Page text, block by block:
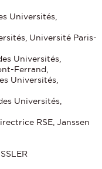
Universités,
Université Paris-
Universités,
Ferrand,
Universités,
Universités,
RSE, Janssen